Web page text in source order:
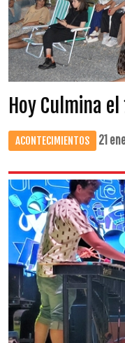
Hoy Culmina
ACONTECIMIENTOS 21